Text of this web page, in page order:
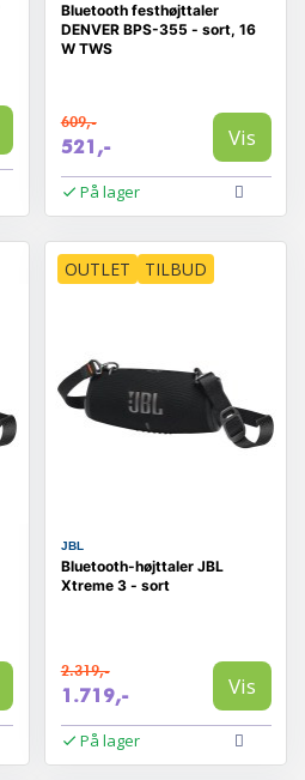
Bluetooth festhøjttaler
DENVER BPS-355 - sort, 16
W TWS
609,-
521,- Vis
På lager
OUTLET TILBUD
JBL
Bluetooth-højttaler JBL
Xtreme 3 - sort
2.319,-
1.719,- Vis
På lager